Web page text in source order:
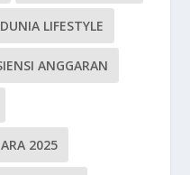
DUNIA LIFESTYLE
ANGGARAN
2025